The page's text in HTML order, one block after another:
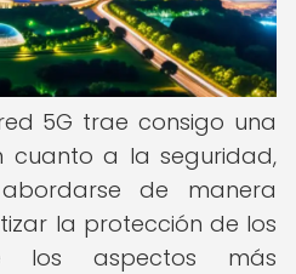
5G trae consigo una
cuanto a la seguridad,
de manera
la protección de los
los aspectos más